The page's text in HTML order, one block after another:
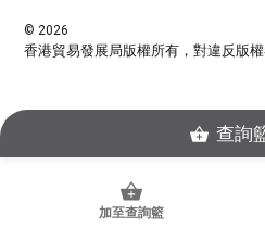
加至查詢籃
© 2026
香港貿易發展局版權所有，對違反版權
查詢